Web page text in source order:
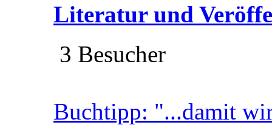
Literatur und
3 Besucher
Buchtipp: "...damit